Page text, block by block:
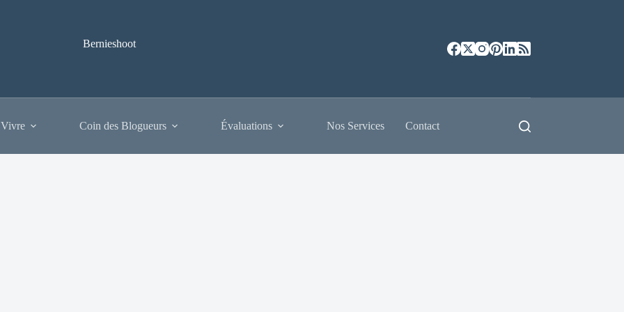
Bernieshoot
Coin des Blogueurs Évaluations Nos Services Contact